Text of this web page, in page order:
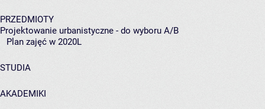
PRZEDMIOTY
Projektowanie urbanistyczne - do wyboru A/B
Plan zajęć w 2020L
STUDIA
AKADEMIKI